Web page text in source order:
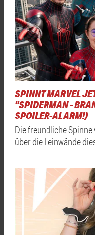
SPINNT MARVEL
"SPIDERMAN -
SPOILER-ALARM!)
Die freundliche
über die Leinwände